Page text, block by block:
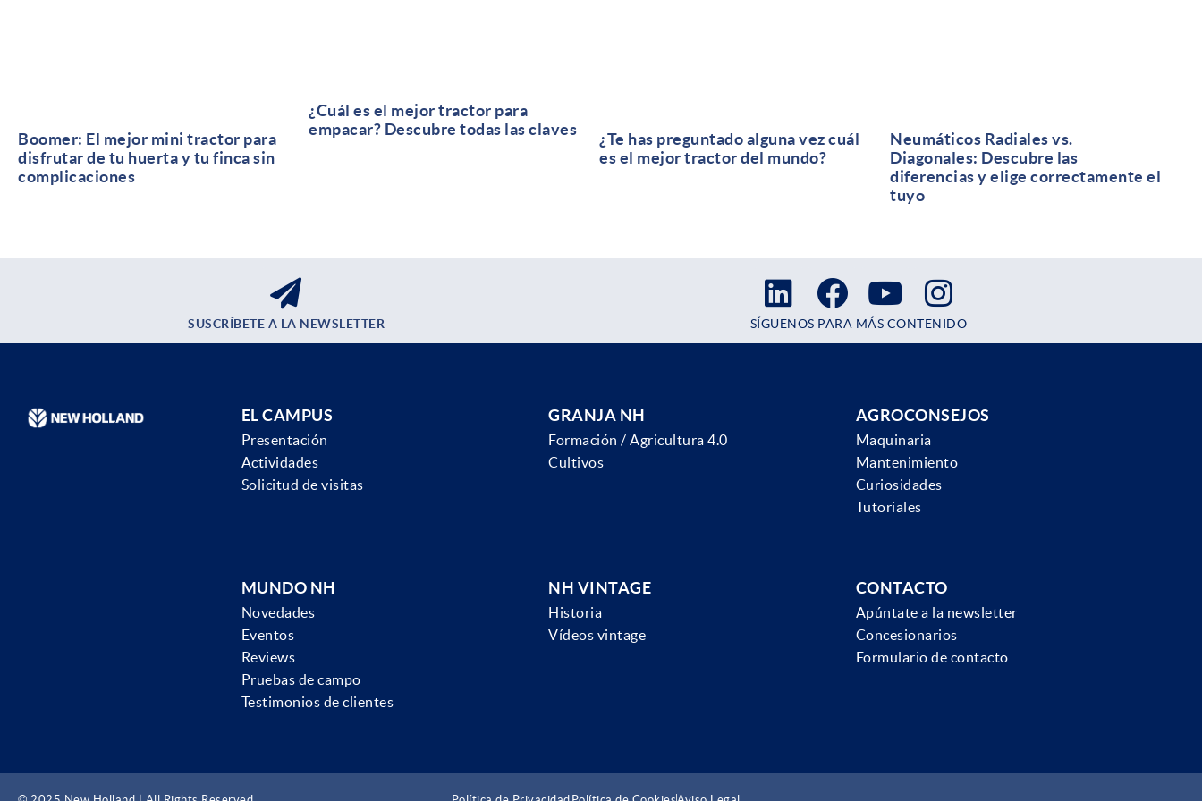
Boomer: El mejor mini tractor para
disfrutar de tu huerta y tu finca sin
complicaciones
¿Cuál es el mejor tractor para
empacar? Descubre todas las claves
¿Te has preguntado alguna vez cuál
es el mejor tractor del mundo?
Neumáticos Radiales vs.
Diagonales: Descubre las
diferencias y elige correctamente el
tuyo
SUSCRÍBETE A LA NEWSLETTER SÍGUENOS PARA MÁS CONTENIDO
EL CAMPUS
Presentación
Actividades
Solicitud de visitas
GRANJA NH
Formación / Agricultura 4.0
Cultivos
AGROCONSEJOS
Maquinaria
Mantenimiento
Curiosidades
Tutoriales
MUNDO NH
Novedades
Eventos
Reviews
Pruebas de campo
Testimonios de clientes
NH VINTAGE
Historia
Vídeos vintage
CONTACTO
Apúntate a la newsletter
Concesionarios
Formulario de contacto